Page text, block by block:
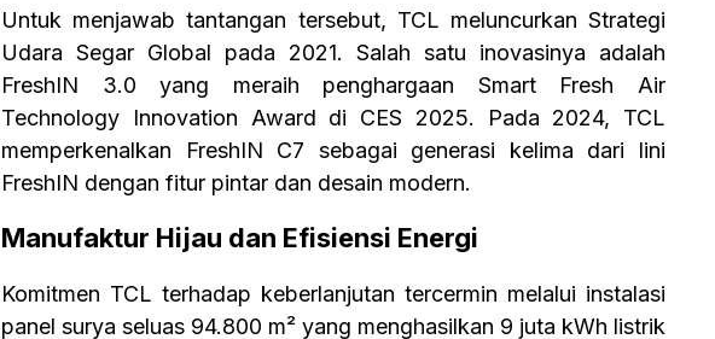
Untuk menjawab tantangan tersebut, TCL meluncurkan Strategi
Udara Segar Global pada 2021. Salah satu inovasinya adalah
FreshIN 3.0 yang meraih penghargaan Smart Fresh Air
Technology Innovation Award di CES 2025. Pada 2024, TCL
memperkenalkan FreshIN C7 sebagai generasi kelima dari lini
FreshIN dengan fitur pintar dan desain modern.
Manufaktur Hijau dan Efisiensi Energi
Komitmen TCL terhadap keberlanjutan tercermin melalui instalasi
panel surya seluas 94.800 m² yang menghasilkan 9 juta kWh listrik